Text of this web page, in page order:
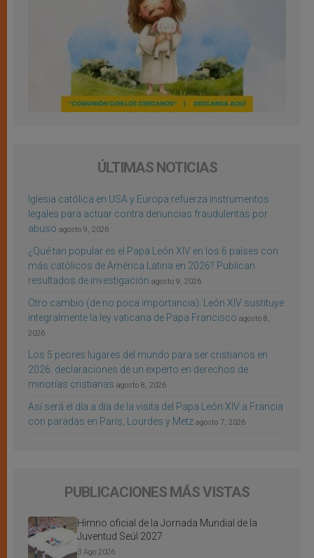
ÚLTIMAS NOTICIAS
Iglesia católica en USA y Europa refuerza instrumentos
legales para actuar contra denuncias fraudulentas por
abuso agosto 9, 2026
¿Qué tan popular es el Papa León XIV en los 6 países con
más católicos de América Latina en 2026? Publican
resultados de investigación agosto 9, 2026
Otro cambio (de no poca importancia): León XIV sustituye
integralmente la ley vaticana de Papa Francisco agosto 8,
2026
Los 5 peores lugares del mundo para ser cristianos en
2026: declaraciones de un experto en derechos de
minorías cristianas agosto 8, 2026
Así será el día a día de la visita del Papa León XIV a Francia
con paradas en París, Lourdes y Metz agosto 7, 2026
PUBLICACIONES MÁS VISTAS
Himno oficial de la Jornada Mundial de la
Juventud Seúl 2027
3 Ago 2026